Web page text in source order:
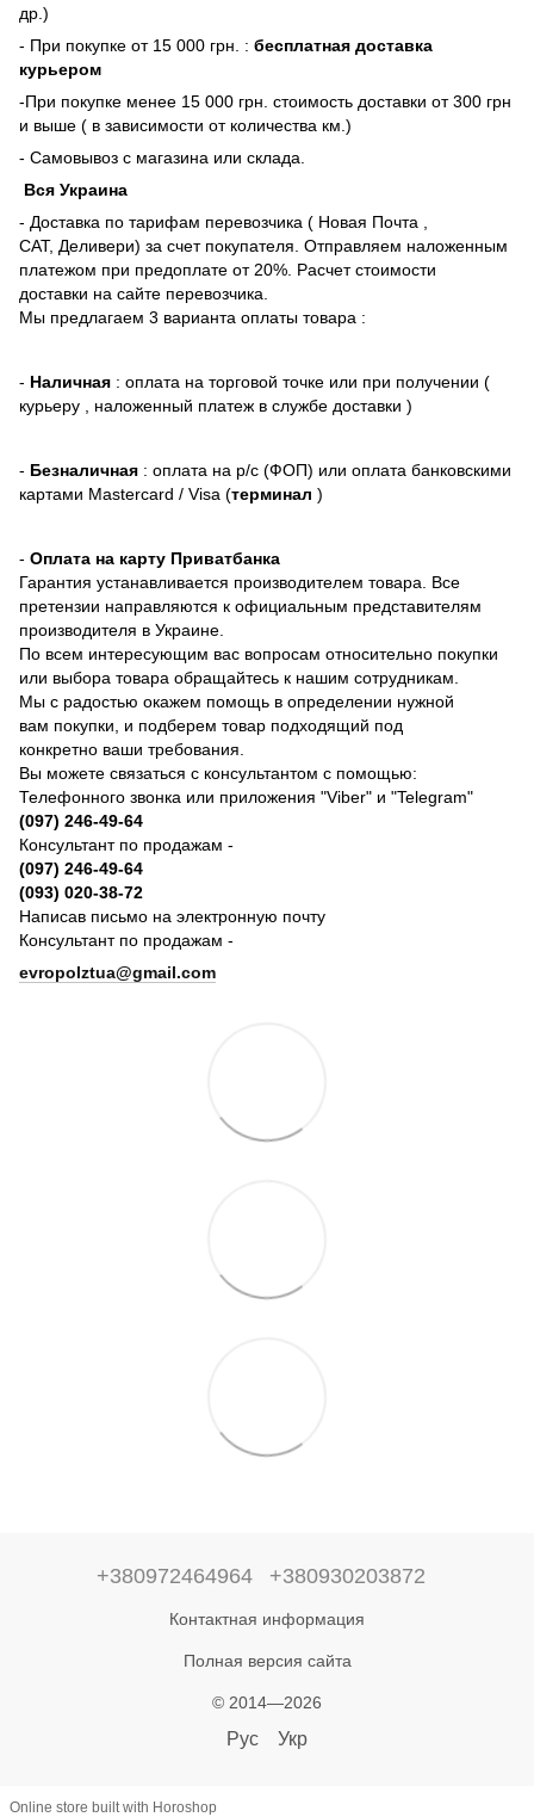
др.)
- При покупке от 15 000 грн. : бесплатная доставка
курьером
-При покупке менее 15 000 грн. стоимость доставки от 300 грн
и выше ( в зависимости от количества км.)
- Самовывоз с магазина или склада.
Вся Украина
- Доставка по тарифам перевозчика ( Новая Почта ,
САТ, Деливери) за счет покупателя. Отправляем наложенным
платежом при предоплате от 20%. Расчет стоимости
доставки на сайте перевозчика.
Мы предлагаем 3 варианта оплаты товара :
- Наличная : оплата на торговой точке или при получении (
курьеру , наложенный платеж в службе доставки )
- Безналичная : оплата на р/с (ФОП) или оплата банковскими
картами Mastercard / Visa (терминал )
- Оплата на карту Приватбанка
Гарантия устанавливается производителем товара. Все
претензии направляются к официальным представителям
производителя в Украине.
По всем интересующим вас вопросам относительно покупки
или выбора товара обращайтесь к нашим сотрудникам.
Мы с радостью окажем помощь в определении нужной
вам покупки, и подберем товар подходящий под
конкретно ваши требования.
Вы можете связаться с консультантом с помощью:
Телефонного звонка или приложения "Viber" и "Telegram"
(097) 246-49-64
Консультант по продажам -
(097) 246-49-64
(093) 020-38-72
Написав письмо на электронную почту
Консультант по продажам -
evropolztua@gmail.com
+380972464964 +380930203872
Контактная информация
Полная версия сайта
© 2014—2026
Рус Укр
Online store built with Horoshop